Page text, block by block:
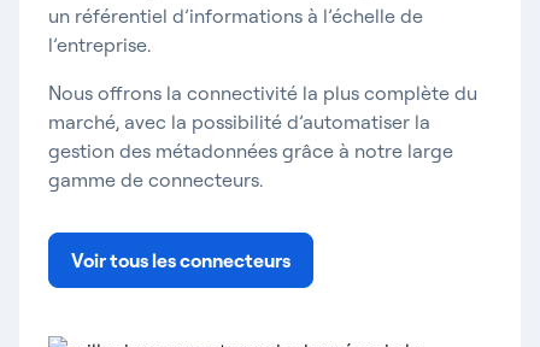
un référentiel d’informations à l’échelle de
l’entreprise.
Nous offrons la connectivité la plus complète du
marché, avec la possibilité d’automatiser la
gestion des métadonnées grâce à notre large
gamme de connecteurs.
Voir tous les connecteurs